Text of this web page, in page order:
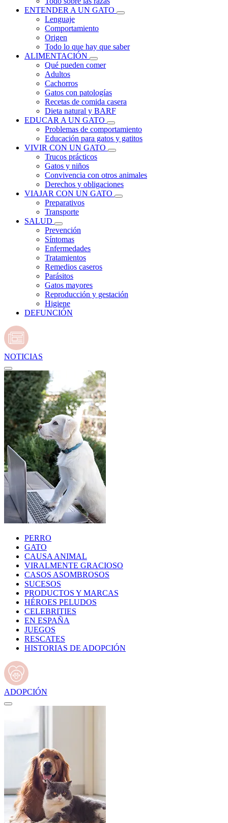
ENTENDER A UN GATO
Lenguaje
Comportamiento
Origen
Todo lo que hay que saber
ALIMENTACIÓN
Qué pueden comer
Adultos
Cachorros
Gatos con patologías
Recetas de comida casera
Dieta natural y BARF
EDUCAR A UN GATO
Problemas de comportamiento
Educación para gatos y gatitos
VIVIR CON UN GATO
Trucos prácticos
Gatos y niños
Convivencia con otros animales
Derechos y obligaciones
VIAJAR CON UN GATO
Preparativos
Transporte
SALUD
Prevención
Síntomas
Enfermedades
Tratamientos
Remedios caseros
Parásitos
Gatos mayores
Reproducción y gestación
Higiene
DEFUNCIÓN
NOTICIAS
PERRO
GATO
CAUSA ANIMAL
VIRALMENTE GRACIOSO
CASOS ASOMBROSOS
SUCESOS
PRODUCTOS Y MARCAS
HÉROES PELUDOS
CELEBRITIES
EN ESPAÑA
JUEGOS
RESCATES
HISTORIAS DE ADOPCIÓN
ADOPCIÓN